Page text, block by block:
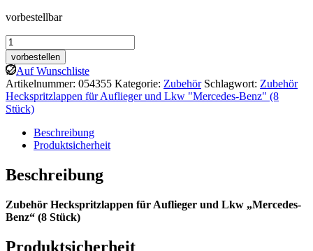
vorbestellbar
Herpa:
Zubehör
Heckspritzlappen
für
Auflieger
und
Lkw
"Mercedes-
Menge
vorbestellen
Auf Wunschliste
Artikelnummer: 054355 Kategorie: Zubehör Schlagwort: Zubehör
Heckspritzlappen für Auflieger und Lkw "Mercedes-Benz" (8
Stück)
Beschreibung
Produktsicherheit
Beschreibung
Zubehör Heckspritzlappen für Auflieger und Lkw „Mercedes-
Benz“ (8 Stück)
Produktsicherheit